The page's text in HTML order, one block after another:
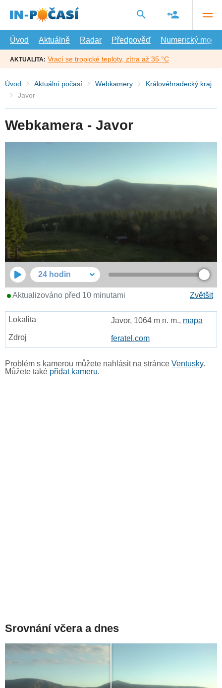
hlavní
Úvod
Aktuálně Radar Předpověď Numerický model
AKTUALITA: Vrací se tropické teploty, zítra až 35 °C
Úvod Aktuální počasí Webkamery
Královéhradecký kraj
Javor
Webkamera - Javor
24 hodin
Zvětšit
Aktualizováno před 10 minutami
Javor, 1064 m n. m., mapa
feratel.com
Problém s kamerou můžete nahlásit na stránce Ventusky.
Můžete také přidat kameru.
Srovnání včera a dnes